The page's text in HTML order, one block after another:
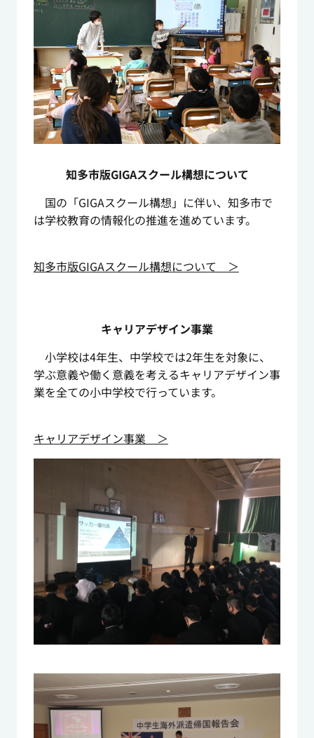
知多市版GIGAスクール構想について
国の「GIGAスクール構想」に伴い、知多市で
は学校教育の情報化の推進を進めています。
知多市版GIGAスクール構想について ＞
キャリアデザイン事業
小学校は4年生、中学校では2年生を対象に、
学ぶ意義や働く意義を考えるキャリアデザイン事
業を全ての小中学校で行っています。
キャリアデザイン事業 ＞